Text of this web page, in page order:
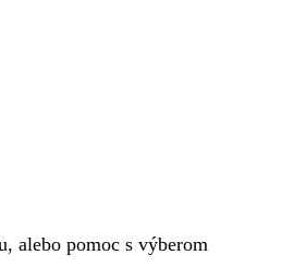
alebo pomoc s výberom